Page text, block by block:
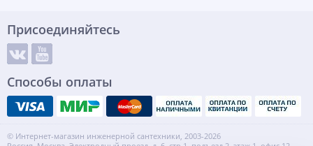
Присоединяйтесь
Способы оплаты
© Интернет-магазин инженерной сантехники, 2003-2026